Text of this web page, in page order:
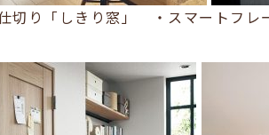
切り「しきり窓」 ・スマートフレ